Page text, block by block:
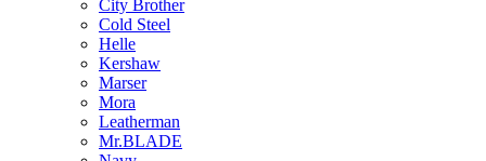
City Brother
Cold Steel
Helle
Kershaw
Marser
Mora
Leatherman
Mr.BLADE